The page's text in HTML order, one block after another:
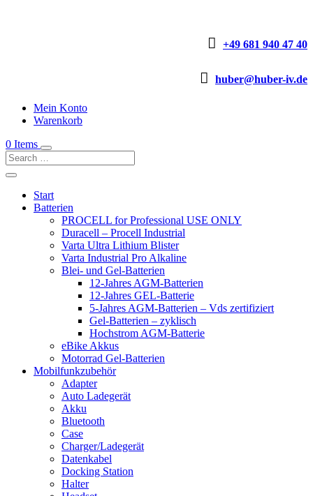
 +49 681 940 47 40
 huber@huber-iv.de
Mein Konto
Warenkorb
0 Items
Start
Batterien
PROCELL for Professional USE ONLY
Duracell – Procell Industrial
Varta Ultra Lithium Blister
Varta Industrial Pro Alkaline
Blei- und Gel-Batterien
12-Jahres AGM-Batterien
12-Jahres GEL-Batterie
5-Jahres AGM-Batterien – Vds zertifiziert
Gel-Batterien – zyklisch
Hochstrom AGM-Batterie
eBike Akkus
Motorrad Gel-Batterien
Mobilfunkzubehör
Adapter
Auto Ladegerät
Akku
Bluetooth
Case
Charger/Ladegerät
Datenkabel
Docking Station
Halter